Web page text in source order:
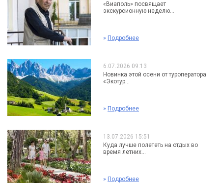
«Виаполь» посвящает
экскурсионную неделю...
» Подробнее
6.07.2026 09:13
Новинка этой осени от туроператора
«Экотур...
» Подробнее
13.07.2026 15:51
Куда лучше полететь на отдых во
время летних...
» Подробнее